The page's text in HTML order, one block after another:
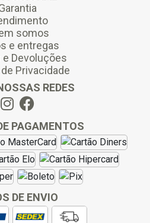
somos
e entregas
e Devoluções
Privacidade
REDES
PAGAMENTOS
DE ENVIO